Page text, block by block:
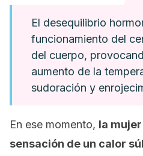
El desequilibrio
funcionamiento del
del cuerpo,
aumento de la
sudoración y
En ese momento, la
sensación de un calor